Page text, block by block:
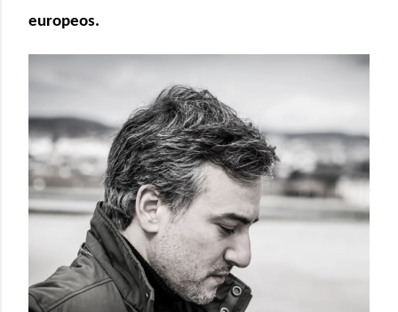
europeos.